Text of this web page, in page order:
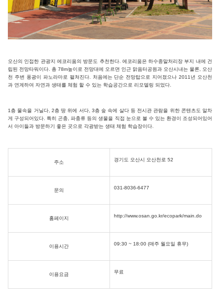
오산의 인접한 관광지 에코리움의 방문도 추천한다. 에코리움은 하수종말처리장 부지 내에 건
립된 전망타워이다. 총 78m높이로 전망대에 오르면 인근 맑음터공원과 오산시내는 물론, 오산
천 주변 풍광이 파노라마로 펼쳐진다. 처음에는 단순 전망탑으로 지어졌으나 2011년 오산천
과 연계하여 자연과 생태를 체험 할 수 있는 학습공간으로 리모델링 되었다.
1층 물속을 거닐다, 2층 땅 위에 서다, 3층 숲 속에 살다 등 전시관 관람을 위한 콘텐츠도 알차
게 구성되어있다. 특히 곤충, 파충류 등의 생물을 직접 눈으로 볼 수 있는 환경이 조성되어있어
서 아이들과 방문하기 좋은 곳으로 각광받는 생태 체험 학습장이다.
주소 경기도 오산시 오산천로 52
문의 031-8036-6477
홈페이지 http://www.osan.go.kr/ecopark/main.do
이용시간 09:30 ~ 18:00 (매주 월요일 휴무)
이용요금 무료